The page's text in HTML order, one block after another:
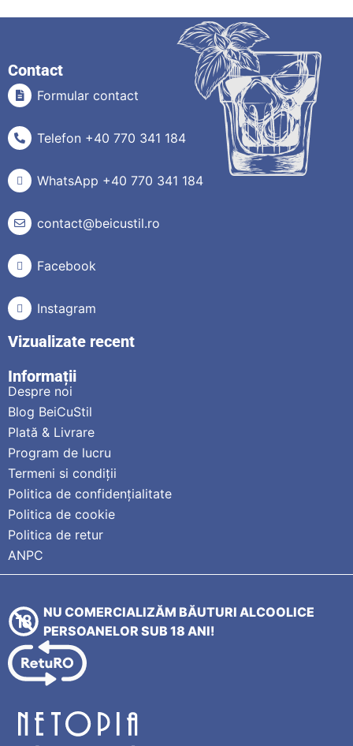
Contact
Formular contact
Telefon +40 770 341 184
WhatsApp +40 770 341 184
contact@beicustil.ro
Facebook
Instagram
Vizualizate recent
Informații
Despre noi
Blog BeiCuStil
Plată & Livrare
Program de lucru
Termeni si condiții
Politica de confidențialitate
Politica de cookie
Politica de retur
ANPC
NU COMERCIALIZĂM BĂUTURI ALCOOLICE
PERSOANELOR SUB 18 ANI!